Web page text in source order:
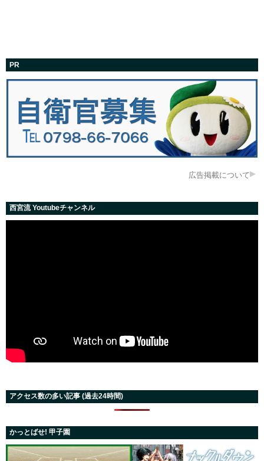
PR
広告掲載について
西宮流 Youtubeチャンネル
アクセス数の多い記事 (過去24時間)
かっとばせ! 甲子園